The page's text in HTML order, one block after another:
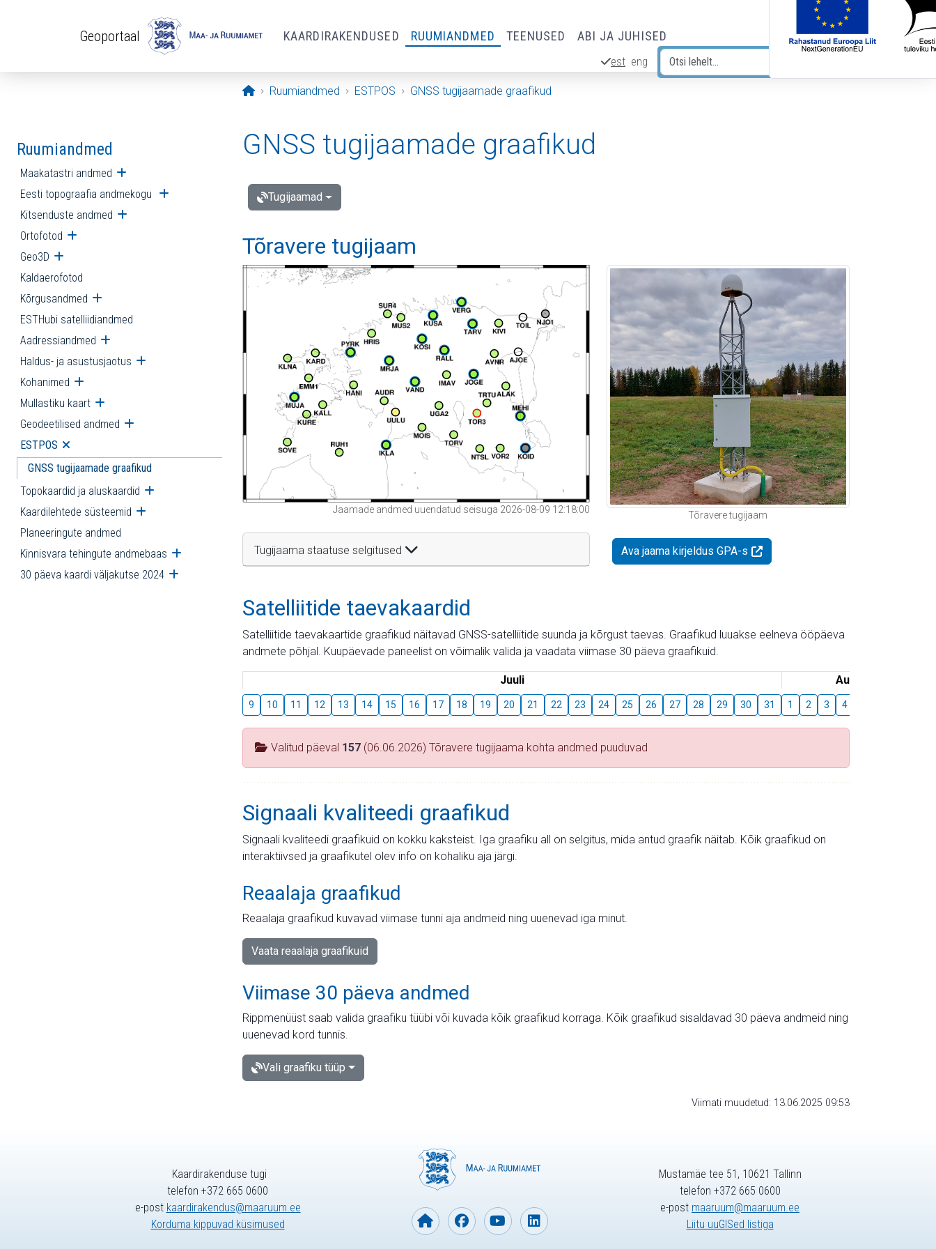
Geoportaal KAARDIRAKENDUSED RUUMIANDMED TEENUSED ABI JA JUHISED
est eng
Avaleht
Ruumiandmed ESTPOS GNSS tugijaamade graafikud
Ruumiandmed
Maakatastri andmed Ava alammenüü
Eesti topograafia andmekogu Ava alammenüü
Kitsenduste andmed Ava alammenüü
Ortofotod Ava alammenüü
Geo3D Ava alammenüü
Kaldaerofotod
Kõrgusandmed Ava alammenüü
ESTHubi satelliidiandmed
Aadressiandmed Ava alammenüü
Haldus- ja asustusjaotus Ava alammenüü
Kohanimed Ava alammenüü
Mullastiku kaart Ava alammenüü
Geodeetilised andmed Ava alammenüü
ESTPOS Ava alammenüü
GNSS tugijaamade graafikud
Topokaardid ja aluskaardid Ava alammenüü
Kaardilehtede süsteemid Ava alammenüü
Planeeringute andmed
Kinnisvara tehingute andmebaas Ava alammenüü
30 päeva kaardi väljakutse 2024 Ava alammenüü
GNSS tugijaamade graafikud
Tugijaamad
Tõravere tugijaam
Jaamade andmed uuendatud seisuga 2026-08-09 12:18:00
Tugijaama staatuse selgitused
Tõravere tugijaam
Ava jaama kirjeldus GPA-s
Satelliitide taevakaardid
Satelliitide taevakaartide graafikud näitavad GNSS-satelliitide suunda ja kõrgust taevas. Graafikud luuakse eelneva ööpäeva
andmete põhjal. Kuupäevade paneelist on võimalik valida ja vaadata viimase 30 päeva graafikuid.
Juuli August
9 10 11 12 13 14 15 16 17 18 19 20 21 22 23 24 25 26 27 28 29 30 31 1 2 3 4
Valitud päeval 157 (06.06.2026) Tõravere tugijaama kohta andmed puuduvad
Signaali kvaliteedi graafikud
Signaali kvaliteedi graafikuid on kokku kaksteist. Iga graafiku all on selgitus, mida antud graafik näitab. Kõik graafikud on
interaktiivsed ja graafikutel olev info on kohaliku aja järgi.
Reaalaja graafikud
Reaalaja graafikud kuvavad viimase tunni aja andmeid ning uuenevad iga minut.
Vaata reaalaja graafikuid
Viimase 30 päeva andmed
Rippmenüüst saab valida graafiku tüübi või kuvada kõik graafikud korraga. Kõik graafikud sisaldavad 30 päeva andmeid ning
uuenevad kord tunnis.
Vali graafiku tüüp
Viimati muudetud: 13.06.2025 09:53
Kaardirakenduse tugi
telefon +372 665 0600
e-post kaardirakendus@maaruum.ee
Korduma kippuvad küsimused
Mustamäe tee 51, 10621 Tallinn
telefon +372 665 0600
e-post maaruum@maaruum.ee
Liitu uuGISed listiga